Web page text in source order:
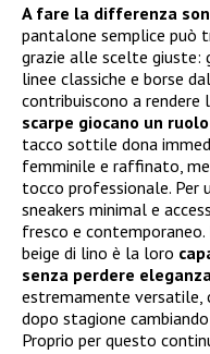
A fare la differenza
pantalone semplice può
grazie alle scelte giuste:
linee classiche e borse
contribuiscono a
scarpe giocano un
tacco sottile dona
femminile e raffinato,
tocco professionale. Per
sneakers minimal e
fresco e
beige di lino è la loro
senza perdere eleganza
estremamente versatile,
dopo stagione
Proprio per questo